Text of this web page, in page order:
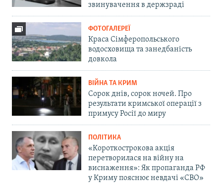
звинувачення в держзраді
ФОТОГАЛЕРЕЇ
Краса Сімферопольського
водосховища та занедбаність
довкола
ВІЙНА ТА КРИМ
Сорок днів, сорок ночей. Про
результати кримської операції з
примусу Росії до миру
ПОЛІТИКА
«Короткострокова акція
перетворилася на війну на
виснаження»: Як пропаганда РФ
у Криму пояснює невдачі «СВО»